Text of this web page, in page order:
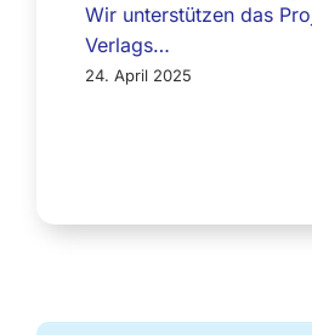
Wir unterstützen das
Verlags…
24. April 2025